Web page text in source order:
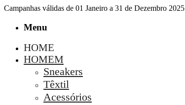
Campanhas válidas de 01 Janeiro a 31 de Dezembro 2025
Menu
HOME
HOMEM
Sneakers
Têxtil
Acessórios